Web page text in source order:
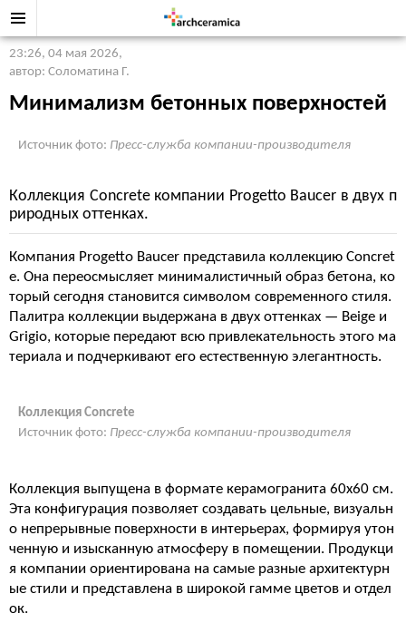
23:26, 04 мая 2026,
автор: Соломатина Г.
Минимализм бетонных поверхностей
Источник фото: Пресс-служба компании-производителя
Коллекция Concrete компании Progetto Baucer в двух п
риродных оттенках.
Компания Progetto Baucer представила коллекцию Concret
e. Она переосмысляет минималистичный образ бетона, ко
торый сегодня становится символом современного стиля.
Палитра коллекции выдержана в двух оттенках — Beige и
Grigio, которые передают всю привлекательность этого ма
териала и подчеркивают его естественную элегантность.
Коллекция Concrete
Источник фото: Пресс-служба компании-производителя
Коллекция выпущена в формате керамогранита 60x60 см.
Эта конфигурация позволяет создавать цельные, визуальн
о непрерывные поверхности в интерьерах, формируя утон
ченную и изысканную атмосферу в помещении. Продукци
я компании ориентирована на самые разные архитектурн
ые стили и представлена в широкой гамме цветов и отдел
ок.